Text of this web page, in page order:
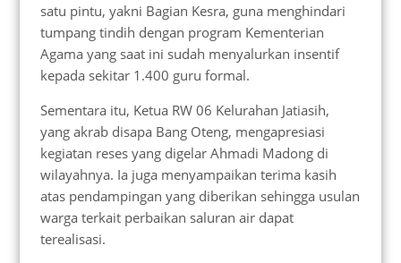
satu pintu, yakni Bagian Kesra, guna menghindari
tumpang tindih dengan program Kementerian
Agama yang saat ini sudah menyalurkan insentif
kepada sekitar 1.400 guru formal.
Sementara itu, Ketua RW 06 Kelurahan Jatiasih,
yang akrab disapa Bang Oteng, mengapresiasi
kegiatan reses yang digelar Ahmadi Madong di
wilayahnya. Ia juga menyampaikan terima kasih
atas pendampingan yang diberikan sehingga usulan
warga terkait perbaikan saluran air dapat
terealisasi.